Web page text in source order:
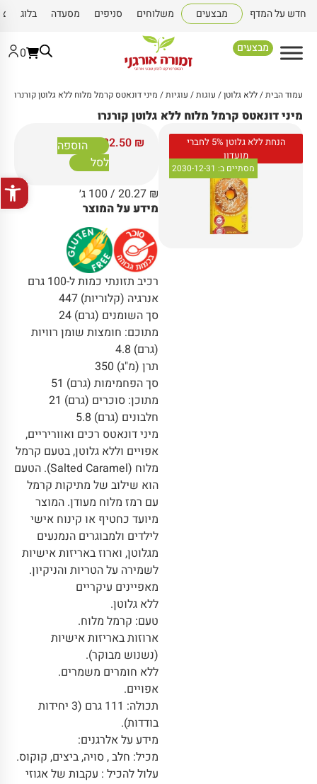
פתח
חדש על המדף מבצעים משלוחים סניפים מסעדה בלוג
מבצעים 0
עמוד הבית/ללא גלוטן/ עוגות / עוגיות/ מיני דונאטס קרמל מלוח ללא גלוטן קורנרו
מיני דונאטס קרמל מלוח ללא גלוטן קורנרו
הנחת ללא גלוטן 5% לחברי
מועדון
מסתיים ב: 2030-12-31
22.50 ₪
הוספה
לסל
20.27 ₪
/ 100 ג׳
מידע על המוצר
רכיב תזונתי כמות ל-100 גרם
אנרגיה (קלוריות) 447
סך השומנים (גרם) 24
מתוכם: חומצות שומן רוויות
(גרם) 4.8
תרן (מ"ג) 350
סך הפחמימות (גרם) 51
מתוכן: סוכרים (גרם) 21
חלבונים (גרם) 5.8
מיני דונאטס רכים ואווריריים,
אפויים וללא גלוטן, בטעם קרמל
מלוח (Salted Caramel). הטעם
הוא שילוב של מתיקות קרמל
עם רמז מלוח מעודן. המוצר
מיועד כחטיף או קינוח אישי
לילדים ולמבוגרים הנמנעים
מגלוטן, וארוז באריזות אישיות
לשמירה על הטריות והניקיון.
מאפיינים עיקריים
ללא גלוטן.
טעם: קרמל מלוח.
ארוזות באריזות אישיות
(נשנוש מבוקר).
ללא חומרים משמרים.
אפויים.
תכולה: 111 גרם (3 יחידות
בודדות).
מידע על אלרגנים:
מכיל: חלב , סויה, ביצים, קוקוס.
עלול להכיל : עקבות של אגוזי